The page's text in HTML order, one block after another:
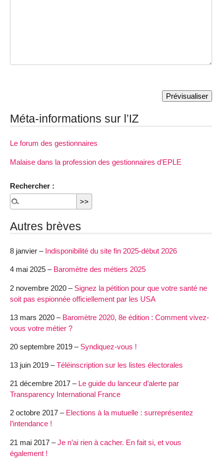
Méta-informations sur l’IZ
Le forum des gestionnaires
Malaise dans la profession des gestionnaires d’EPLE
Rechercher :
Autres brèves
8 janvier – Indisponibilité du site fin 2025-début 2026
4 mai 2025 – Baromètre des métiers 2025
2 novembre 2020 – Signez la pétition pour que votre santé ne
soit pas espionnée officiellement par les USA
13 mars 2020 – Baromètre 2020, 8e édition : Comment vivez-
vous votre métier ?
20 septembre 2019 – Syndiquez-vous !
13 juin 2019 –Téléinscription sur les listes électorales
21 décembre 2017 – Le guide du lanceur d’alerte par
Transparency International France
2 octobre 2017 – Elections à la mutuelle : surreprésentez
l’intendance !
21 mai 2017 –Je n’ai rien à cacher. En fait si, et vous
également !